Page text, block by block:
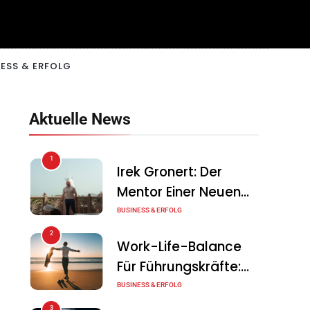
& ERFOLG
Aktuelle News
1
Irek Gronert: Der
Mentor Einer Neuen
Generation Von
BUSINESS & ERFOLG
2
Work-Life-Balance
Für Führungskräfte:
Illusion Oder Echte
BUSINESS & ERFOLG
3